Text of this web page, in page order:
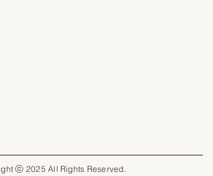
ⓒ 2025 All Rights Reserved.​